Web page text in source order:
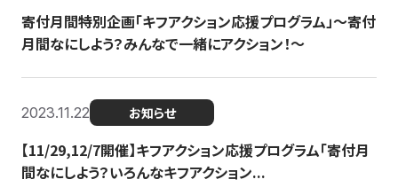
寄付月間特別企画「キフアクション応援プログラム」〜寄付
月間なにしよう？みんなで一緒にアクション！〜
2023.11.22 お知らせ
【11/29,12/7開催】キフアクション応援プログラム「寄付月
間なにしよう？いろんなキフアクション...